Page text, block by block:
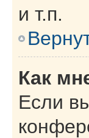
и т.п.
Как
Если